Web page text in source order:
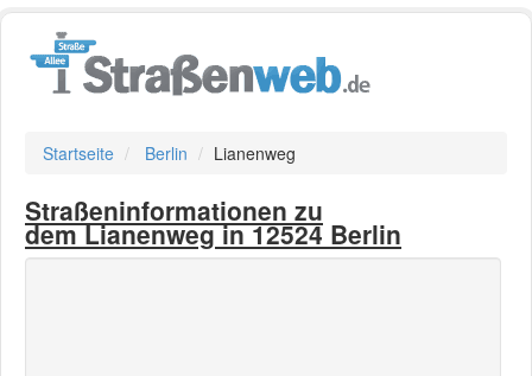
Startseite Berlin Lianenweg
Straßeninformationen zu
dem Lianenweg in 12524 Berlin